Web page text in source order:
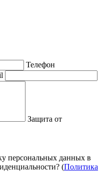
Телефон
Защита от
персональных данных в
(Политика